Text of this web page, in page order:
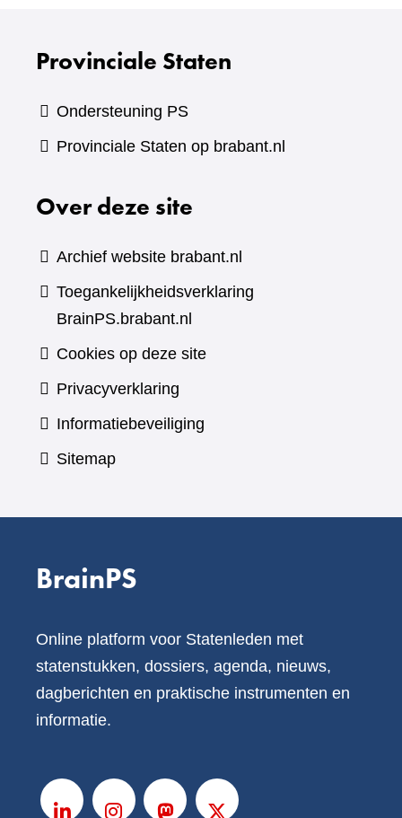
Provinciale Staten
Ondersteuning PS
Provinciale Staten op brabant.nl
Over deze site
Archief website brabant.nl
Toegankelijkheidsverklaring
BrainPS.brabant.nl
Cookies op deze site
Privacyverklaring
Informatiebeveiliging
Sitemap
BrainPS
Online platform voor Statenleden met
statenstukken, dossiers, agenda, nieuws,
dagberichten en praktische instrumenten en
informatie.